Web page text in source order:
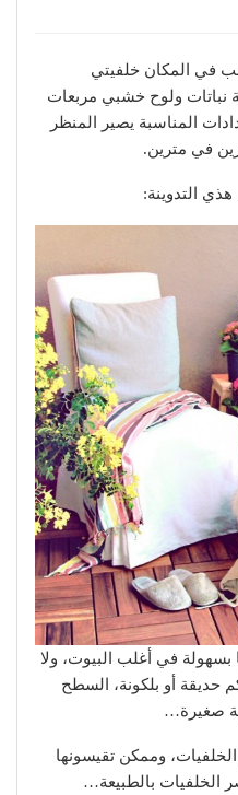
في المكان خلفيتي
نباتات ولوح خشبي مربعات
المناسبة يصير المنظر
في مترين.
التدوينة:
بسهولة في أغلب البيوت، ولا
حديقة أو بلكونة، السطح
صغيرة…
الخلفيات، وممكن تقيسونها
الخلفيات بالطبيعة…